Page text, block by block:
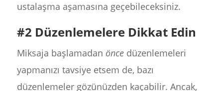
ustalaşma aşamasına geçebileceksiniz.
#2 Düzenlemelere Dikkat Edin
Miksaja başlamadan öncedüzenlemeleri
yapmanızı tavsiye etsem de, bazı
düzenlemeler gözünüzden kaçabilir. Ancak,